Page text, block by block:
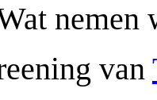
van